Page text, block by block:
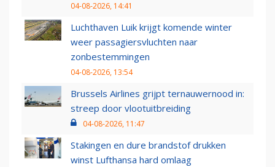
04-08-2026, 14:41
Luchthaven Luik krijgt komende winter
weer passagiersvluchten naar
zonbestemmingen
04-08-2026, 13:54
Brussels Airlines grijpt ternauwernood in:
streep door vlootuitbreiding
04-08-2026, 11:47
Stakingen en dure brandstof drukken
winst Lufthansa hard omlaag